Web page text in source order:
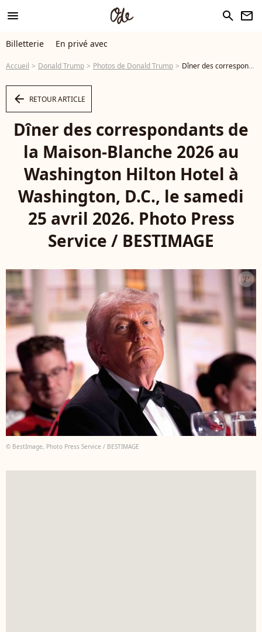
menu search newsletter
Billetterie En privé avec
Accueil Donald Trump Photos de Donald Trump Dîner des correspondants de la Maison-Blanche 2026 au Washington Hilton Hotel à Washington, D.C., le samedi 25 avril 2026. Photo Press Service / BESTIMAGE - Photo
arrow_left RETOUR ARTICLE
Dîner des correspondants de
la Maison-Blanche 2026 au
Washington Hilton Hotel à
Washington, D.C., le samedi
25 avril 2026. Photo Press
Service / BESTIMAGE
© BestImage, Photo Press Service / BESTIMAGE